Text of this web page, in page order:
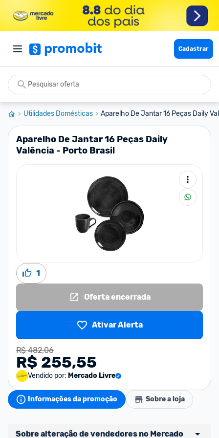
Cadastrar
Utilidades Domésticas Aparelho De Jantar 16 Peças Daily
Aparelho De Jantar 16 Peças Daily
Valência - Porto Brasil
1
Oferta encerrada
Ativar Alerta
R$ 482,06
R$ 255,55
Vendido por: Mercado Livre
Informações da promoção Sobre a loja
Sobre alteração de vendedores no Mercado